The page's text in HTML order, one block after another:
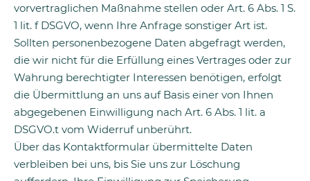
vorvertraglichen Maßnahme stellen oder Art. 6 Abs. 1 S.
1 lit. f DSGVO, wenn Ihre Anfrage sonstiger Art ist.
Sollten personenbezogene Daten abgefragt werden,
die wir nicht für die Erfüllung eines Vertrages oder zur
Wahrung berechtigter Interessen benötigen, erfolgt
die Übermittlung an uns auf Basis einer von Ihnen
abgegebenen Einwilligung nach Art. 6 Abs. 1 lit. a
DSGVO.t vom Widerruf unberührt.
Über das Kontaktformular übermittelte Daten
verbleiben bei uns, bis Sie uns zur Löschung